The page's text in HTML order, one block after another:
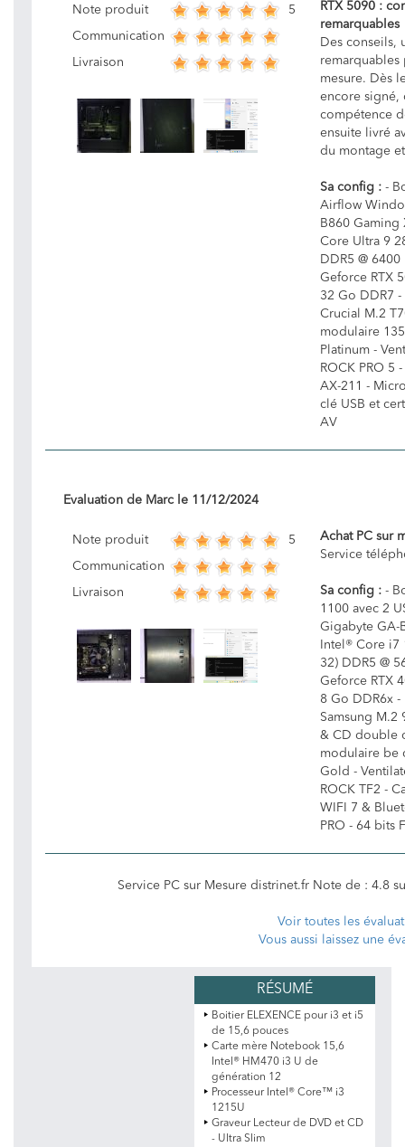
Note produit 5
Communication
Livraison
RTX 5090 :
remarquables
Des conseils,
remarquables
mesure. Dès
encore signé,
compétence
ensuite livré
du montage
Sa config : -
Airflow
B860 Gaming
Core Ultra 9
DDR5 @
Geforce RTX
32 Go DDR7
Crucial M.2
modulaire 135
Platinum -
ROCK PRO 5
AX-211 -
clé USB et
AV
Evaluation de Marcle 11/12/2024
Note produit 5
Communication
Livraison
Achat PC sur
Service
Sa config : -
1100 avec 2
Gigabyte GA-
Intel® Core
32) DDR5 @
Geforce RTX
8 Go DDR6x -
Samsung M.2
& CD double
modulaire be
Gold -
ROCK TF2 -
WIFI 7 &
PRO - 64 bits
Service PC sur Mesure distrinet.fr Note de : 4.8
Voir toutes les
Vous aussi laissez une
Boitier ELEXENCE pour i3 et i5
de 15,6 pouces
Carte mère Notebook 15,6
Intel® HM470 i3 U de
génération 12
Processeur Intel® Core™ i3
1215U
Graveur Lecteur de DVD et CD
- Ultra Slim